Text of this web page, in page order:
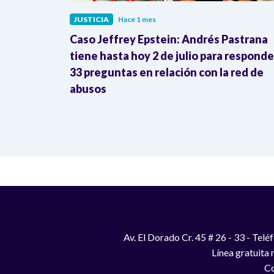
JUSTICIA Hace 1 mes
Caso Jeffrey Epstein: Andrés Pastrana
tiene hasta hoy 2 de julio para
33 preguntas en relación con la red de
abusos
Av. El Dorado Cr. 45 # 26 - 33 -
Línea gratuita